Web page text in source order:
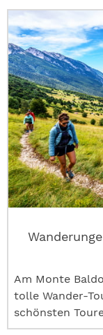
Am Monte
tolle Wander-
schönsten